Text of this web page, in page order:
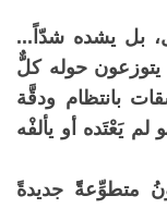
بل يشده شدّاً...
يتوزعون حوله كلٌّ
بانتظام ودقَّة
يَعْتَده أو يألفْه
متطوِّعةًً جديدةً